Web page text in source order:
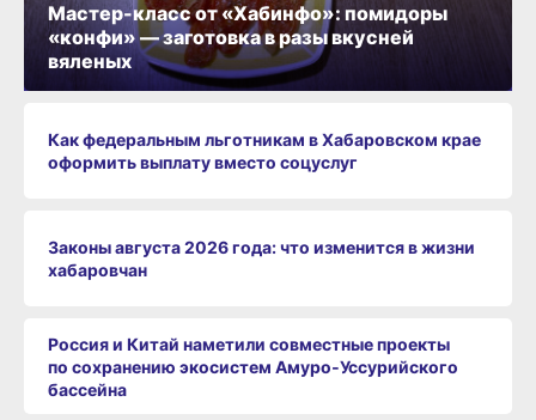
Как федеральным льготникам в Хабаровском крае
оформить выплату вместо соцуслуг
Законы августа 2026 года: что изменится в жизни
хабаровчан
Россия и Китай наметили совместные проекты
по сохранению экосистем Амуро‑Уссурийского
бассейна
Мастер-класс от «Хабинфо»: помидоры
«конфи» — заготовка в разы вкусней
вяленых